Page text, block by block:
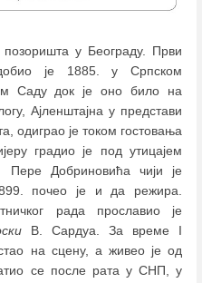
у Београду. Први
је 1885. у Српском
Саду док је оно било на
Ајленштајна у представи
одиграо је током гостовања
градио је под утицајем
Добриновића чији је
почео је и да режира.
рада прославио је
В. Сардуа. За време I
на сцену, а живео је од
се после рата у СНП, у